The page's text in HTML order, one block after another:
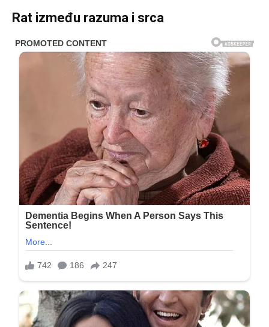
Rat između razuma i srca